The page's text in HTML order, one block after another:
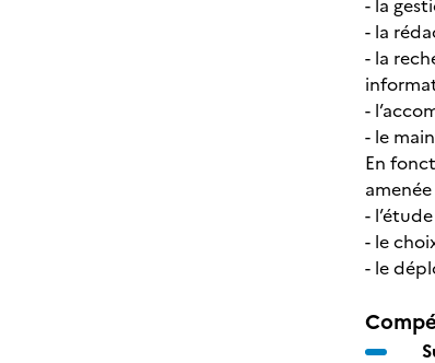
- la
- la
- la
-
- le
En
-
- le
- le